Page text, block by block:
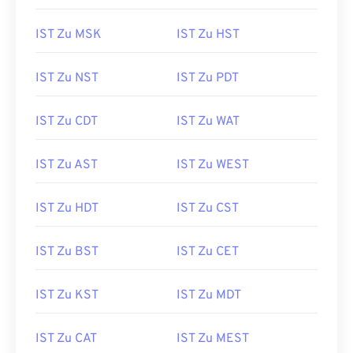
IST Zu MSK IST Zu HST
IST Zu NST IST Zu PDT
IST Zu CDT IST Zu WAT
IST Zu AST IST Zu WEST
IST Zu HDT IST Zu CST
IST Zu BST IST Zu CET
IST Zu KST IST Zu MDT
IST Zu CAT IST Zu MEST